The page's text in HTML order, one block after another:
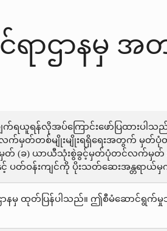
ာဌာနမှ အ
ရယူရန်လိုအပ်ကြောင်းဖော်ပြထားပ
လက်မှတ်တစ်မျိုးမျိုးရရှိရေးအတွက် မှ
မှတ် (ခ) ယာယီသုံးစွဲခွင့်မှတ်ပုံတင်လက်မှ
ဝန်းကျင်ကို ပိုးသတ်ဆေးအန္တရာယ်မှက
းဌာနမှ ထုတ်ပြန်ပါသည်။ ဤစီမံဆောင်ရွ